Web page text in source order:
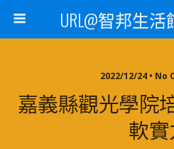
URL@智邦生
2022/12/24 • No
嘉義縣觀光學院
軟實